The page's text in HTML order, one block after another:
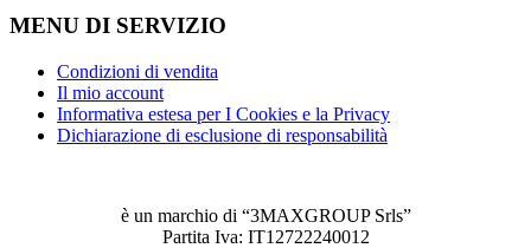
MENU DI SERVIZIO
Condizioni di vendita
Il mio account
Informativa estesa per I Cookies e la Privacy
Dichiarazione di esclusione di responsabilità
è un marchio di “3MAXGROUP Srls”
Partita Iva: IT12722240012